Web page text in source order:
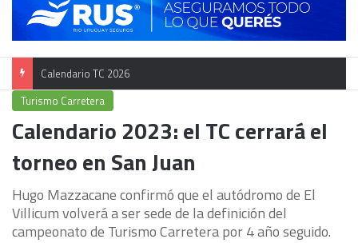
Calendario TC 2026
Turismo Carretera
Calendario 2023: el TC cerrará el
torneo en San Juan
Hugo Mazzacane confirmó que el autódromo de El
Villicum volverá a ser sede de la definición del
campeonato de Turismo Carretera por 4 año seguido.